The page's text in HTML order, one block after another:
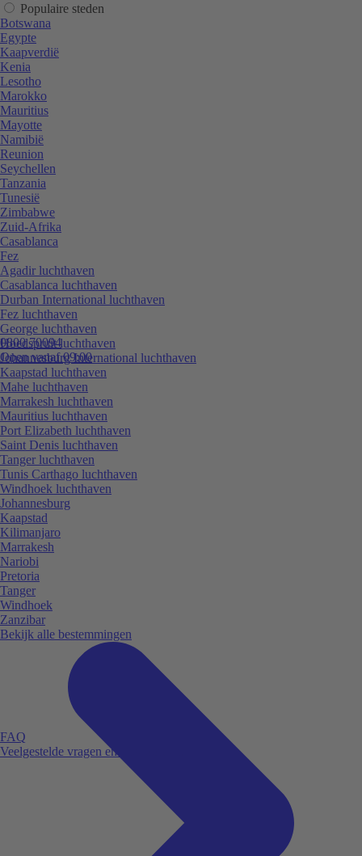
0800 70094
Open vanaf 09:00
FAQ
Veelgestelde vragen en antwoorden.
Populaire steden
Botswana
Egypte
Kaapverdië
Kenia
Lesotho
Marokko
Mauritius
Mayotte
Namibië
Reunion
Seychellen
Tanzania
Tunesië
Zimbabwe
Zuid-Afrika
Casablanca
Fez
Agadir luchthaven
Casablanca luchthaven
Durban International luchthaven
Fez luchthaven
George luchthaven
Hoedspruit luchthaven
Johannesburg International luchthaven
Kaapstad luchthaven
Mahe luchthaven
Marrakesh luchthaven
Mauritius luchthaven
Port Elizabeth luchthaven
Saint Denis luchthaven
Tanger luchthaven
Tunis Carthago luchthaven
Windhoek luchthaven
Johannesburg
Kaapstad
Kilimanjaro
Marrakesh
Nariobi
Pretoria
Tanger
Windhoek
Zanzibar
Bekijk alle bestemmingen